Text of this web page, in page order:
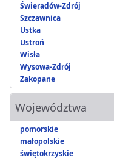
Świeradów-Zdrój
Szczawnica
Ustka
Ustroń
Wisła
Wysowa-Zdrój
Zakopane
Województwa
pomorskie
małopolskie
świętokrzyskie